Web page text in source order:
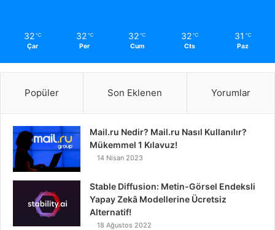
32 ℃
Çar
32 ℃
Per
32 ℃
Cum
32 ℃
Cts
31 ℃
Paz
Popüler Son Eklenen Yorumlar
Mail.ru Nedir? Mail.ru Nasıl Kullanılır?
Mükemmel 1 Kılavuz!
14 Nisan 2023
Stable Diffusion: Metin-Görsel Endeksli
Yapay Zekâ Modellerine Ücretsiz
Alternatif!
18 Ağustos 2022